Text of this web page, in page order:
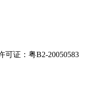
可证：粤B2-20050583